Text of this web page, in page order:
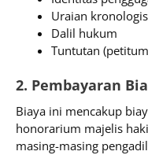
Uraian
Dalil hukum
Tuntutan
2. Pembayaran
Biaya ini mencakup
honorarium majelis
masing-masing